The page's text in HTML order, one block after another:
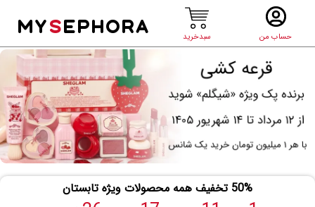
حساب من سبدخرید
MYSEPHORA
50% تخفیف همه محصولات ویژه تابستان